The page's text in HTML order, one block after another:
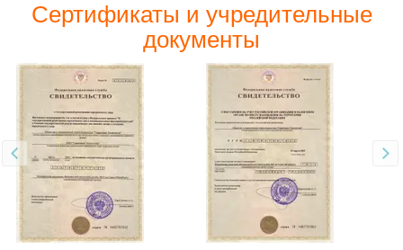
Сертификаты и учредительные
документы